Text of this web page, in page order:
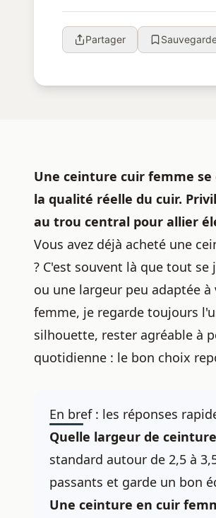
Partager
Une ceinture cuir femme
la qualité réelle du cuir.
au trou central pour allier
Vous avez déjà acheté une
? C'est souvent là que tout
ou une largeur peu adaptée
femme, je regarde toujours
silhouette, rester agréable à
quotidienne : le bon choix
En bref : les réponses
Quelle largeur de
standard autour de 2,5 à
passants et garde un bon
Une ceinture en cuir